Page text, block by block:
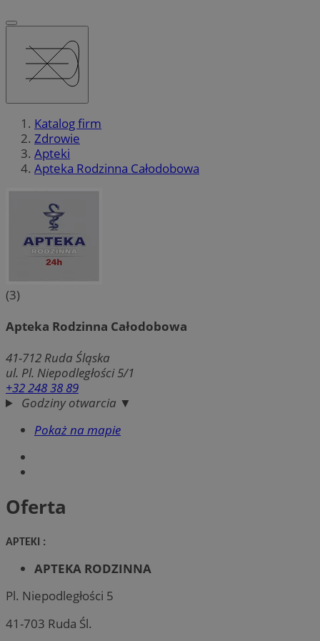
Katalog firm
Zdrowie
Apteki
Apteka Rodzinna Całodobowa
(3)
Apteka Rodzinna Całodobowa
41-712 Ruda Śląska
ul. Pl. Niepodległości 5/1
+32 248 38 89
Godziny otwarcia ▼
Pokaż na mapie
Oferta
APTEKI :
APTEKA RODZINNA
Pl. Niepodległości 5
41-703 Ruda Śl.